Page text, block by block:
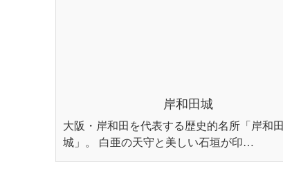
岸和田城
大阪・岸和田を代表する歴史的名所「岸和田
城」。 白亜の天守と美しい石垣が印…